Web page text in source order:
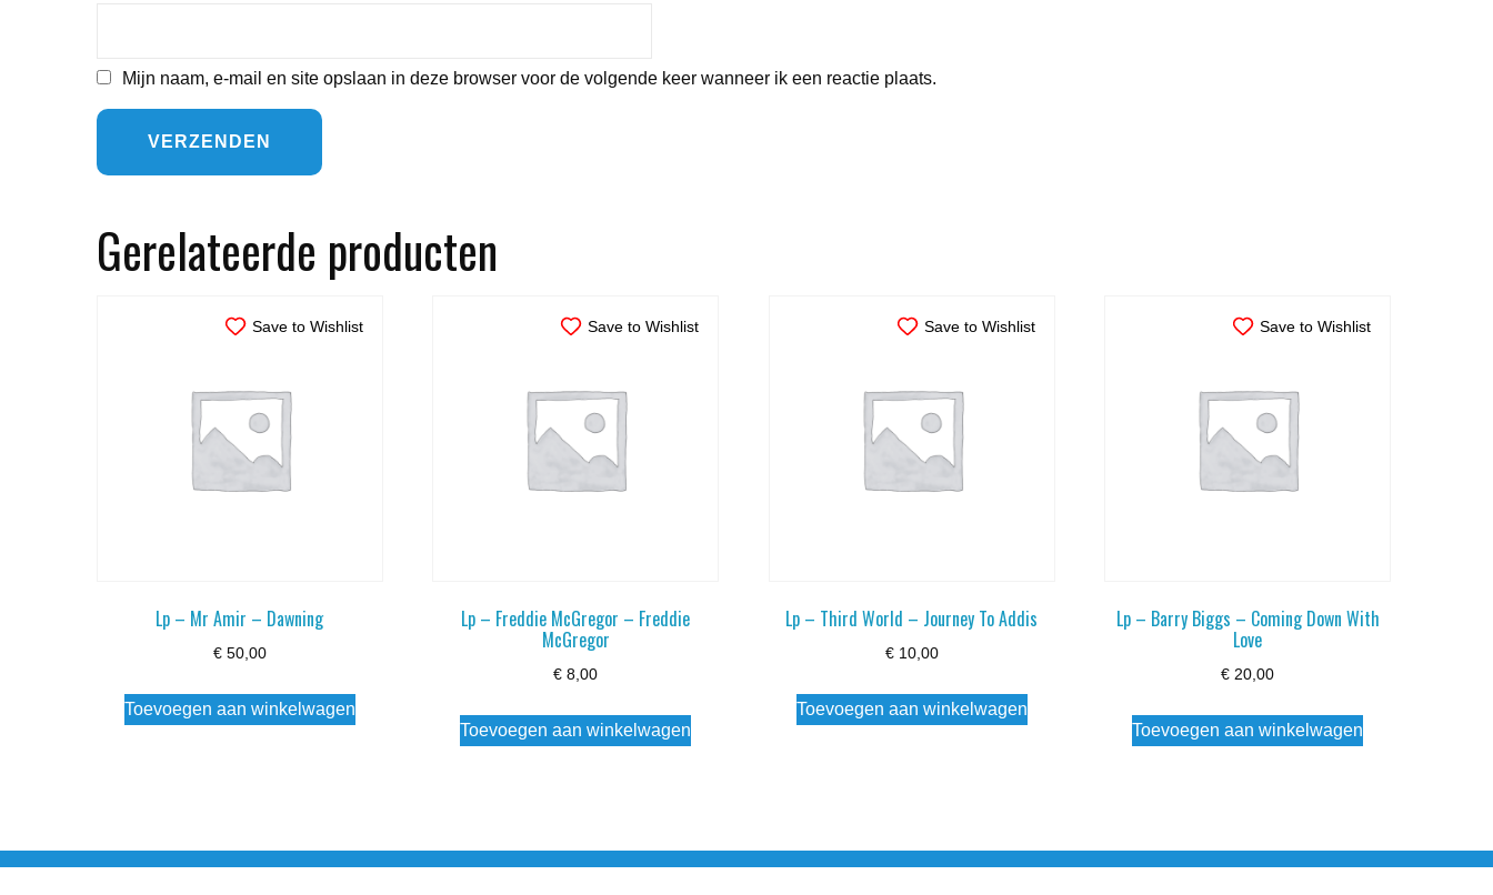
Mijn naam, e-mail en site opslaan in deze browser voor de volgende keer wanneer ik een reactie plaats.
Gerelateerde producten
Save to Wishlist
Lp – Mr Amir – Dawning
€50,00
Toevoegen aan winkelwagen
Save to Wishlist
Lp – Freddie McGregor – Freddie
McGregor
€ 8,00
Toevoegen aan winkelwagen
Save to Wishlist
Lp – Third World – Journey To Addis
€10,00
Toevoegen aan winkelwagen
Save to Wishlist
Lp – Barry Biggs – Coming Down With
Love
€ 20,00
Toevoegen aan winkelwagen